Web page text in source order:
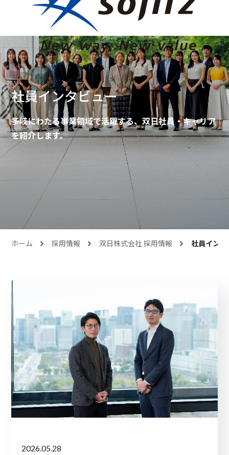
社員インタビュー
多岐にわたる事業領域で活躍する、双日社員・キャリア
を紹介します。
ホーム 採用情報 双日株式会社 採用情報 社員イン
2026.05.28